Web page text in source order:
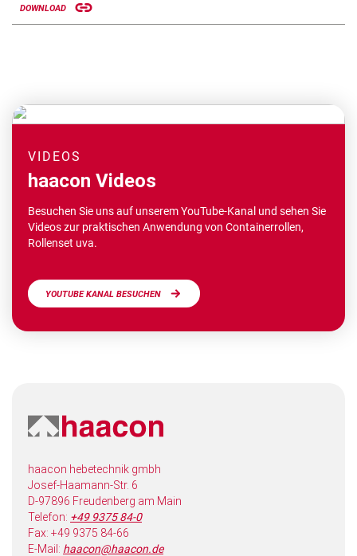
DOWNLOAD
VIDEOS
haacon Videos
Besuchen Sie uns auf unserem YouTube-Kanal und sehen Sie
Videos zur praktischen Anwendung von Containerrollen,
Rollenset uva.
YOUTUBE KANAL BESUCHEN
haacon hebetechnik gmbh
Josef-Haamann-Str. 6
D-97896 Freudenberg am Main
Telefon: +49 9375 84-0
Fax: +49 9375 84-66
E-Mail: haacon@haacon.de